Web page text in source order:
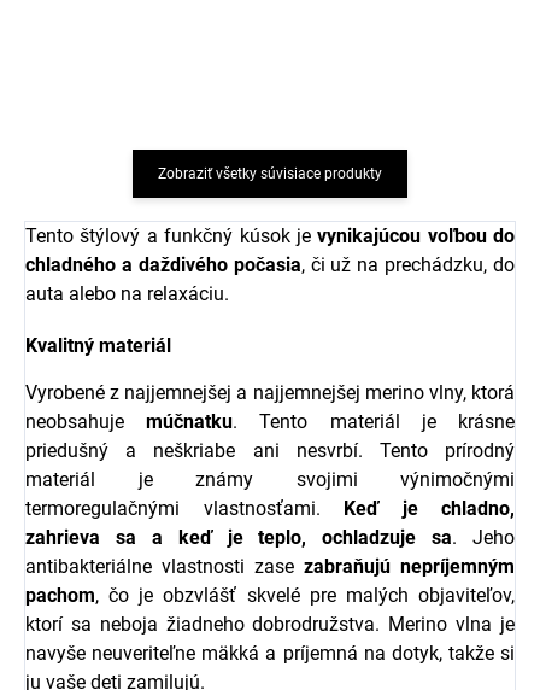
Zobraziť všetky súvisiace produkty
Tento štýlový a funkčný kúsok jevynikajúcou voľbou do
chladného a daždivého počasia, či už na prechádzku, do
auta alebo na relaxáciu.
Kvalitný materiál
Vyrobené z najjemnejšej a najjemnejšej merino vlny, ktorá
neobsahujemúčnatku. Tento materiál je krásne
priedušný a neškriabe ani nesvrbí. Tento prírodný
materiál je známy svojimi výnimočnými
termoregulačnými vlastnosťami. Keď je chladno,
zahrieva sa a keď je teplo, ochladzuje sa. Jeho
antibakteriálne vlastnosti zase zabraňujú nepríjemným
pachom, čo je obzvlášť skvelé pre malých objaviteľov,
ktorí sa neboja žiadneho dobrodružstva. Merino vlna je
navyše neuveriteľne mäkká a príjemná na dotyk, takže si
ju vaše deti zamilujú.